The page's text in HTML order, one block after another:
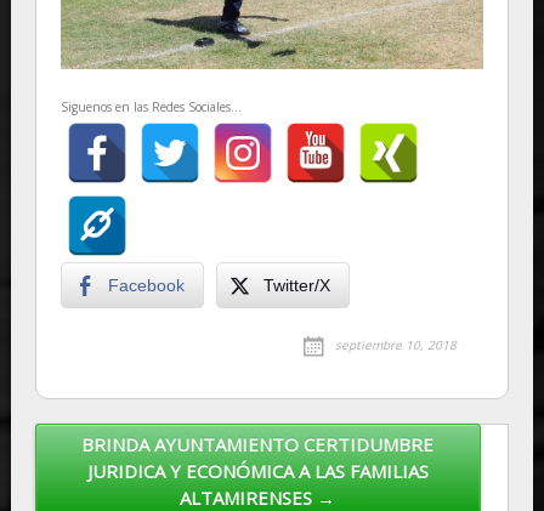
Siguenos en las Redes Sociales...
Facebook Twitter/X
septiembre 10, 2018
Post navigation
BRINDA AYUNTAMIENTO CERTIDUMBRE
JURIDICA Y ECONÓMICA A LAS FAMILIAS
ALTAMIRENSES →